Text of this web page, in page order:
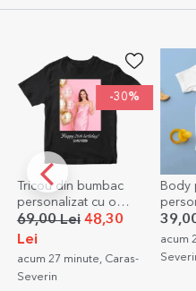
-30%
Body pentru copii
personalizat cu o
poză și text
39,00 Lei
acum 27 minute, Caras-
Severin